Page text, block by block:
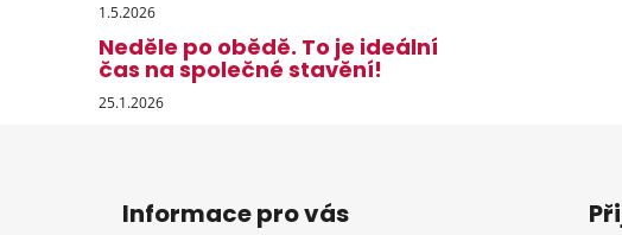
1.5.2026
Neděle po obědě. To je ideální
čas na společné stavění!
25.1.2026
Informace pro vás